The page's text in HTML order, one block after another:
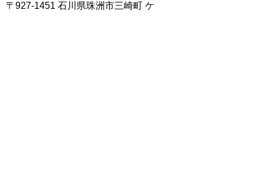
〒927-1451 石川県珠洲市三崎町 ケ